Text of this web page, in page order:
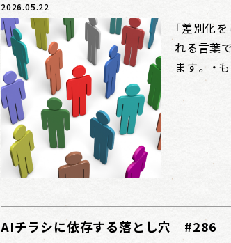
2026.05.22
「差別化
れる言葉
ます。 ・
AIチラシに依存する落とし穴 #286